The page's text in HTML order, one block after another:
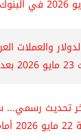
والعملات
تحديث رسمي...